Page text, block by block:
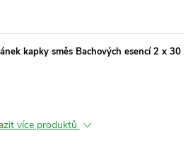
kapky směs Bachových esencí 2 x 30
více produktů